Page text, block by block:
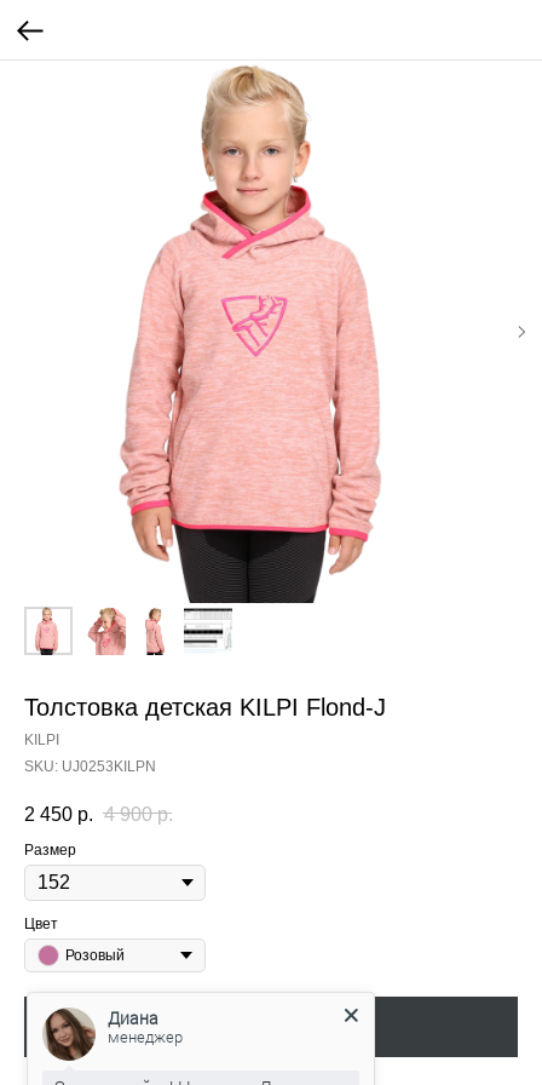
Толстовка детская KILPI Flond-J
KILPI
SKU: UJ0253KILPN
2 450 р. 4 900 р.
Размер
Цвет
Розовый
Диана
менеджер